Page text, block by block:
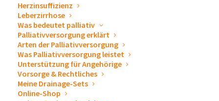
Herzinsuffizienz
Leberzirrhose
Was bedeutet palliativ
Palliativversorgung erklärt
Arten der Palliativversorgung
Was Palliativversorgung leistet
Unterstützung für Angehörige
Vorsorge & Rechtliches
Meine Drainage-Sets
Online-Shop
Über 120 Kolleginnen und Kollegen kamen im
Glashaus Reutlingenzusammen, um gemeinsam einen
ganz besonderen Sommerabend zu feiern.